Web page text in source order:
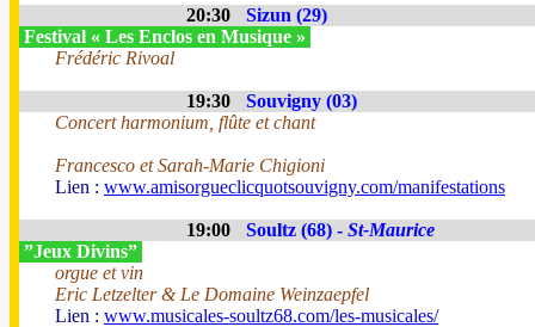
20:30
Sizun (29)
Festival « Les Enclos en Musique »
Frédéric Rivoal
19:30
Souvigny (03)
Concert harmonium, flûte et chant
Francesco et Sarah-Marie Chigioni
Lien : www.amisorgueclicquotsouvigny.com/manifestations
19:00 Soultz (68) - St-Maurice
”Jeux Divins”
orgue et vin
Eric Letzelter & Le Domaine Weinzaepfel
Lien : www.musicales-soultz68.com/les-musicales/